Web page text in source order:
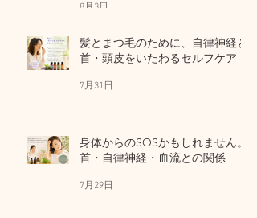
8月3日
髪とまつ毛のために、自律神経と
首・頭皮をいたわるセルフケア
7月31日
身体からのSOSかもしれません。
首・自律神経・血流との関係
7月29日